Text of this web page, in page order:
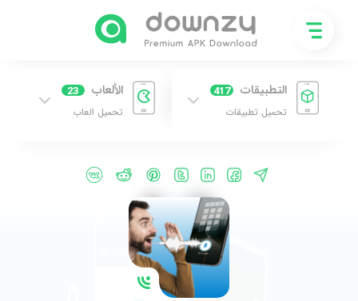
التطبيقات 417
تحميل تطبيقات
الألعاب 23
تحميل العاب